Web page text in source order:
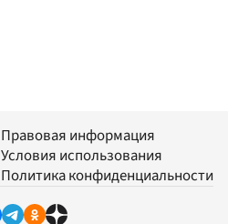
Правовая информация
Условия использования
Политика конфиденциальности